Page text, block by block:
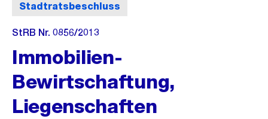
Stadtratsbeschluss
StRB Nr. 0856/2013
Immobilien-
Bewirtschaftung,
Liegenschaften